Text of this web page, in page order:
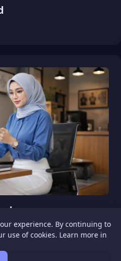
experience. By continuing to
use of cookies. Learn more in